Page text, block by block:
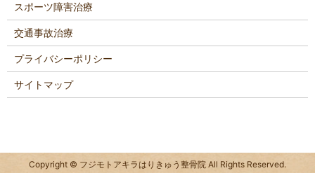
スポーツ障害治療
交通事故治療
プライバシーポリシー
サイトマップ
Copyright © フジモトアキラはりきゅう整骨院 All Rights Reserved.